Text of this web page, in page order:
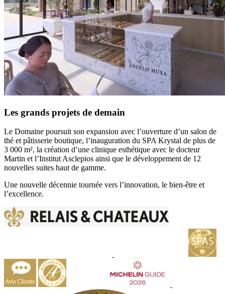
Les grands projets de demain
Le Domaine poursuit son expansion avec l’ouverture d’un salon de
thé et pâtisserie boutique, l’inauguration du SPA Krystal de plus de
3 000 m², la création d’une clinique esthétique avec le docteur
Martin et l’Institut Asclepios ainsi que le développement de 12
nouvelles suites haut de gamme.
Une nouvelle décennie tournée vers l’innovation, le bien-être et
l’excellence.